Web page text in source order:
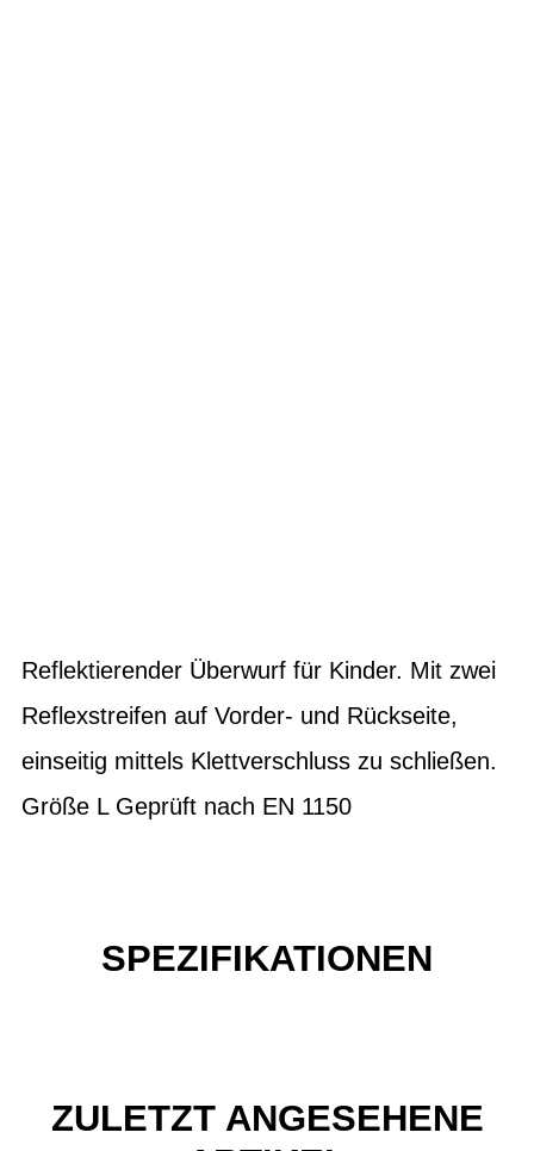
Reflektierender Überwurf für Kinder. Mit zwei
Reflexstreifen auf Vorder- und Rückseite,
einseitig mittels Klettverschluss zu schließen.
Größe L Geprüft nach EN 1150
SPEZIFIKATIONEN
ZULETZT ANGESEHENE